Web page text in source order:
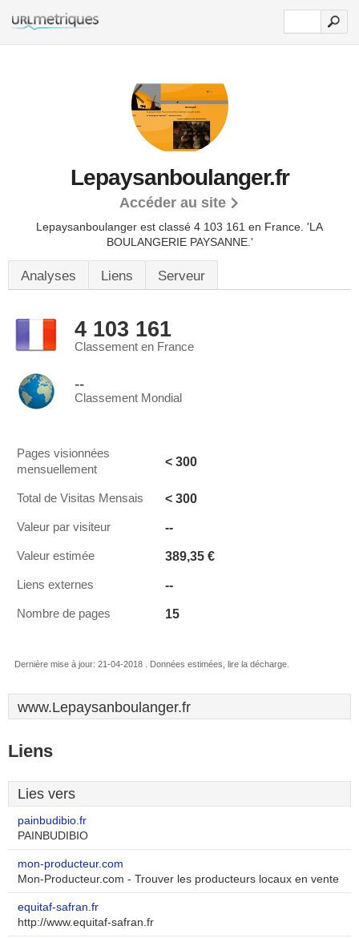
Lepaysanboulanger.fr
Accéder au site
Lepaysanboulanger est classé 4 103 161 en France. 'LA
BOULANGERIE PAYSANNE.'
Analyses Liens Serveur
4 103 161
Classement en France
--
Classement Mondial
Pages visionnées
mensuellement
< 300
Total de Visitas Mensais < 300
Valeur par visiteur --
Valeur estimée 389,35 €
Liens externes --
Nombre de pages 15
Dernière mise à jour: 21-04-2018 . Données estimées, lire la décharge.
www.Lepaysanboulanger.fr
Liens
Lies vers
painbudibio.fr
PAINBUDIBIO
mon-producteur.com
Mon-Producteur.com - Trouver les producteurs locaux en vente
equitaf-safran.fr
http://www.equitaf-safran.fr